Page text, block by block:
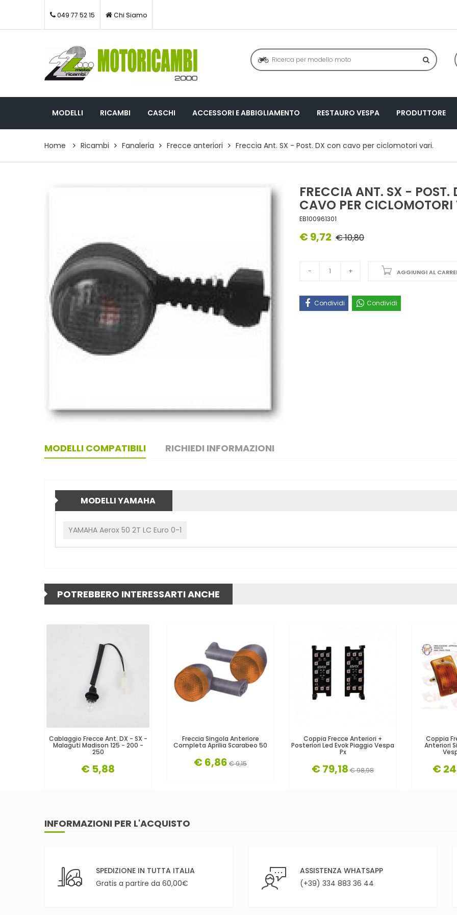
049 77 52 15 Chi Siamo
MODELLI RICAMBI CASCHI ACCESSORI E ABBIGLIAMENTO RESTAURO VESPA PRODUTTORE
Home Ricambi Fanaleria Frecce anteriori Freccia Ant. SX - Post. DX con cavo per ciclomotori vari.
FRECCIA ANT. SX - POST.
CAVO PER CICLOMOTORI
EB100961301
€ 9,72 € 10,80
AGGIUNGI AL
Condividi Condividi
MODELLI COMPATIBILI RICHIEDI INFORMAZIONI
MODELLI YAMAHA
YAMAHA Aerox 50 2T LC Euro 0-1
POTREBBERO INTERESSARTI ANCHE
Cablaggio Frecce Ant. DX - SX -
Malaguti Madison 125 - 200 -
250
€ 5,88
Freccia Singola Anteriore
Completa Aprilia Scarabeo 50
€ 6,86 € 9,15
Coppia Frecce Anteriori +
Posteriori Led Evok Piaggio Vespa
Px
€ 79,18 € 98,98
Coppia
Anteriori
€
INFORMAZIONI PER L'ACQUISTO
SPEDIZIONE IN TUTTA ITALIA
Gratis a partire da 60,00€
ASSISTENZA WHATSAPP
(+39) 334 883 36 44